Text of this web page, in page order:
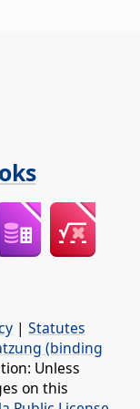
| Statutes
(binding
Unless
on this